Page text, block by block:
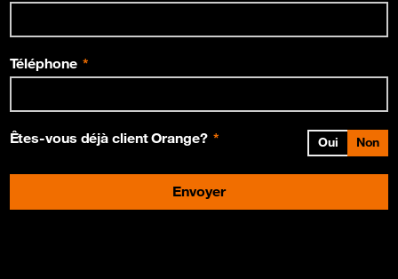
Téléphone
Êtes-vous déjà client Orange? Oui Non
Envoyer